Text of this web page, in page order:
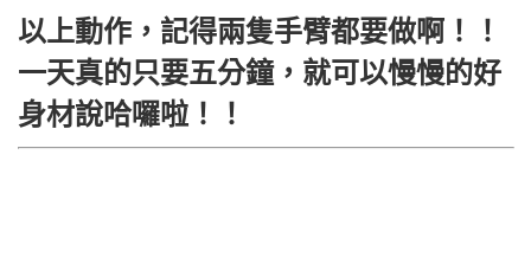
以上動作，記得兩隻手臂都要做啊！！
一天真的只要五分鐘，就可以慢慢的好
身材說哈囉啦！！